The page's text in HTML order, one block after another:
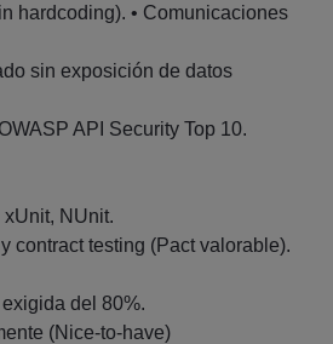
hardcoding). • Comunicaciones
sin exposición de datos
API Security Top 10.
NUnit.
contract testing (Pact valorable).
del 80%.
(Nice-to-have)